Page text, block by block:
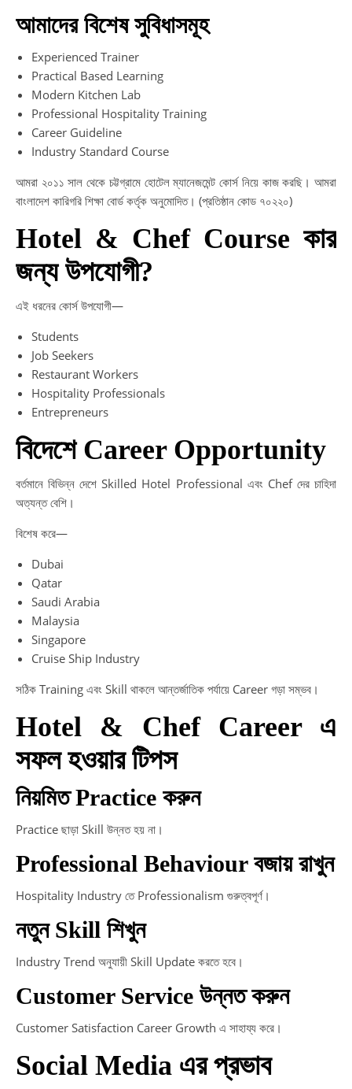
আমাদের বিশেষ সুবিধাসমূহ
Experienced Trainer
Practical Based Learning
Modern Kitchen Lab
Professional Hospitality Training
Career Guideline
Industry Standard Course
আমরা ২০১১ সাল থেকে চট্টগ্রামে হোটেল ম্যানেজমেন্ট কোর্স নিয়ে কাজ করছি। আমরা
বাংলাদেশ কারিগরি শিক্ষা বোর্ড কর্তৃক অনুমোদিত। (প্রতিষ্ঠান কোড ৭০২২০)
Hotel & Chef Course কার
জন্য উপযোগী?
এই ধরনের কোর্স উপযোগী—
Students
Job Seekers
Restaurant Workers
Hospitality Professionals
Entrepreneurs
বিদেশে Career Opportunity
বর্তমানে বিভিন্ন দেশে Skilled Hotel Professional এবং Chef দের চাহিদা
অত্যন্ত বেশি।
বিশেষ করে—
Dubai
Qatar
Saudi Arabia
Malaysia
Singapore
Cruise Ship Industry
সঠিক Training এবং Skill থাকলে আন্তর্জাতিক পর্যায়ে Career গড়া সম্ভব।
Hotel & Chef Career এ
সফল হওয়ার টিপস
নিয়মিত Practice করুন
Practice ছাড়া Skill উন্নত হয় না।
Professional Behaviour বজায় রাখুন
Hospitality Industry তে Professionalism গুরুত্বপূর্ণ।
নতুন Skill শিখুন
Industry Trend অনুযায়ী Skill Update করতে হবে।
Customer Service উন্নত করুন
Customer Satisfaction Career Growth এ সাহায্য করে।
Social Media এর প্রভাব